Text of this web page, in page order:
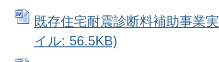
既存住宅耐震診断料補助事業
イル: 56.5KB)